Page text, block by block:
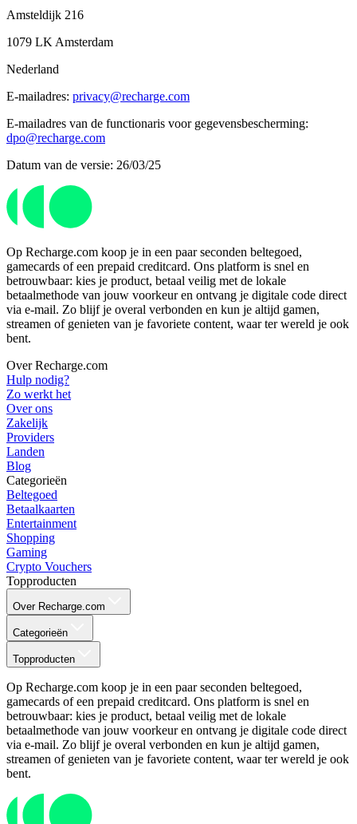
Amsteldijk 216
1079 LK Amsterdam
Nederland
E-mailadres: privacy@recharge.com
E-mailadres van de functionaris voor gegevensbescherming:
dpo@recharge.com
Datum van de versie: 26/03/25
Op Recharge.com koop je in een paar seconden beltegoed,
gamecards of een prepaid creditcard. Ons platform is snel en
betrouwbaar: kies je product, betaal veilig met de lokale
betaalmethode van jouw voorkeur en ontvang je digitale code direct
via e-mail. Zo blijf je overal verbonden en kun je altijd gamen,
streamen of genieten van je favoriete content, waar ter wereld je ook
bent.
Over Recharge.com
Hulp nodig?
Zo werkt het
Over ons
Zakelijk
Providers
Landen
Blog
Categorieën
Beltegoed
Betaalkaarten
Entertainment
Shopping
Gaming
Crypto Vouchers
Topproducten
Over Recharge.com
Categorieën
Topproducten
Op Recharge.com koop je in een paar seconden beltegoed,
gamecards of een prepaid creditcard. Ons platform is snel en
betrouwbaar: kies je product, betaal veilig met de lokale
betaalmethode van jouw voorkeur en ontvang je digitale code direct
via e-mail. Zo blijf je overal verbonden en kun je altijd gamen,
streamen of genieten van je favoriete content, waar ter wereld je ook
bent.